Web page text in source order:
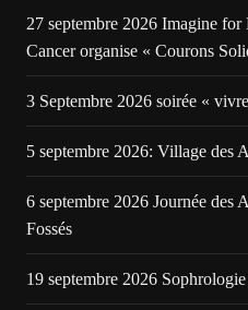
27 septembre 2026 Imagine
Cancer organise « Courons
3 Septembre 2026 soirée «
5 septembre 2026: Village des
6 septembre 2026 Journée des
Fossés
19 septembre 2026